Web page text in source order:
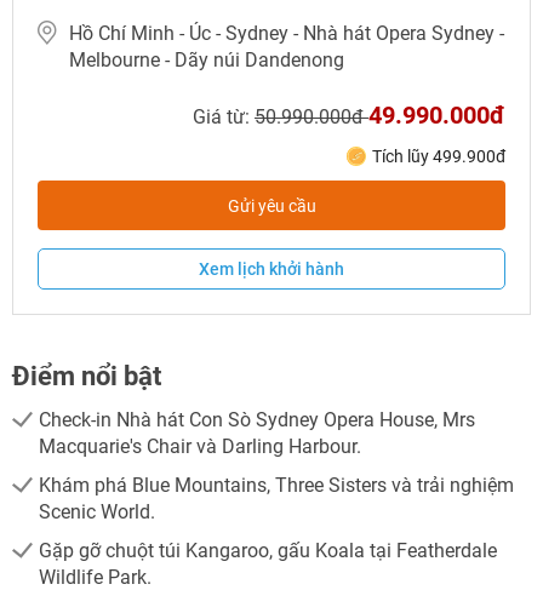
Hồ Chí Minh - Úc - Sydney - Nhà hát Opera Sydney -
Melbourne - Dãy núi Dandenong
Giá từ: 50.990.000đ 49.990.000đ
Tích lũy 499.900đ
Gửi yêu cầu
Xem lịch khởi hành
Điểm nổi bật
Check-in Nhà hát Con Sò Sydney Opera House, Mrs
Macquarie's Chair và Darling Harbour.
Khám phá Blue Mountains, Three Sisters và trải nghiệm
Scenic World.
Gặp gỡ chuột túi Kangaroo, gấu Koala tại Featherdale
Wildlife Park.
TƯ VẤN NGAY
TƯ VẤN NGAY